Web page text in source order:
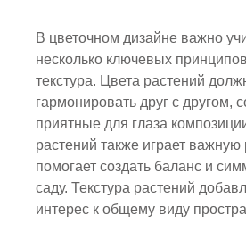
В цветочном дизайне важно
несколько ключевых
текстура. Цвета растений
гармонировать друг с другом,
приятные для глаза
растений также играет важную
помогает создать баланс и
саду. Текстура растений
интерес к общему виду